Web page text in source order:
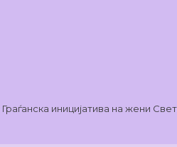
иницијатива на жени